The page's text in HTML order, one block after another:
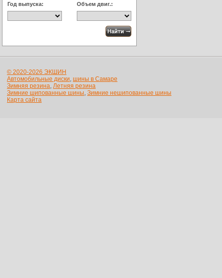
Год выпуска: Объем двиг.:
© 2020-2026 ЭКШИН
Автомобильные диски, шины в Самаре
Зимняя резина, Летняя резина
Зимние шипованные шины, Зимние нешипованные шины
Карта сайта